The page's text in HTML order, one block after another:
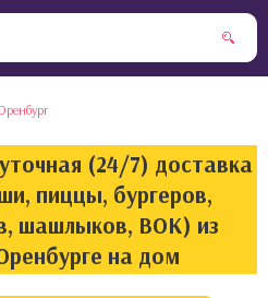
(24/7) доставка
пиццы, бургеров,
шашлыков, ВОК) из
на дом